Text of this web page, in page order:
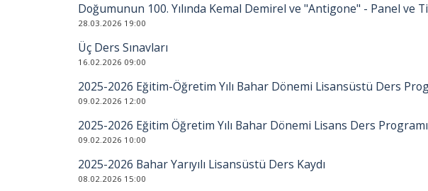
Doğumunun 100. Yılında Kemal Demirel ve "Antigone" - Panel ve
28.03.2026 19:00
Üç Ders Sınavları
16.02.2026 09:00
2025-2026 Eğitim-Öğretim Yılı Bahar Dönemi Lisansüstü Ders
09.02.2026 12:00
2025-2026 Eğitim Öğretim Yılı Bahar Dönemi Lisans Ders Programı
09.02.2026 10:00
2025-2026 Bahar Yarıyılı Lisansüstü Ders Kaydı
08.02.2026 15:00